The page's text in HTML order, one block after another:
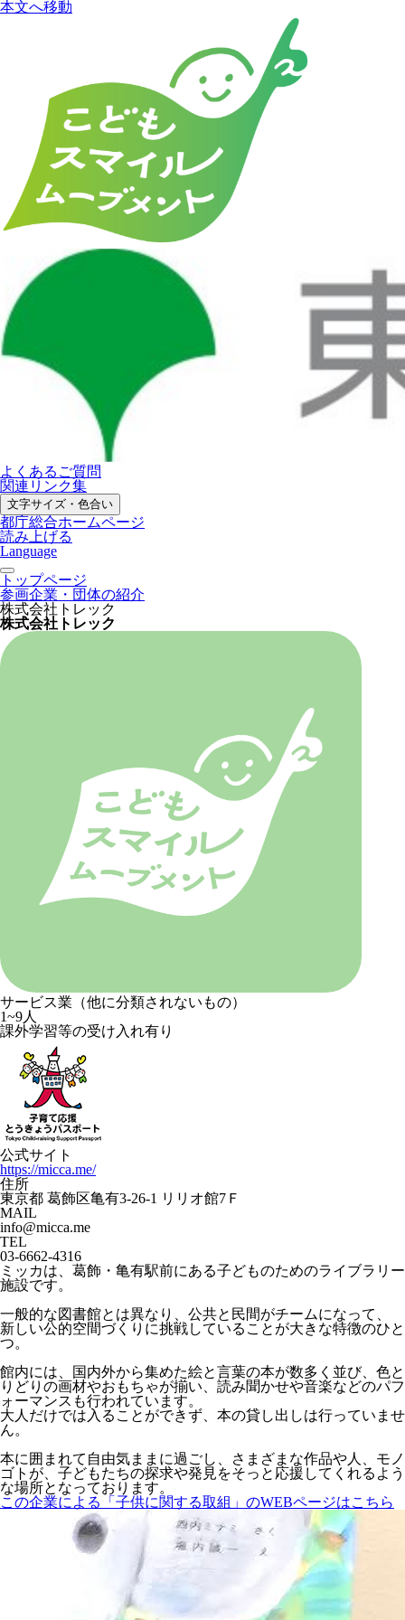
本文へ移動
よくあるご質問
関連リンク集
文字サイズ・色合い
都庁総合ホームページ
読み上げる
Language
トップページ
参画企業・団体の紹介
株式会社トレック
株式会社トレック
サービス業（他に分類されないもの）
1~9人
課外学習等の受け入れ有り
公式サイト
https://micca.me/
住所
東京都 葛飾区亀有3-26-1 リリオ館7Ｆ
MAIL
info@micca.me
TEL
03-6662-4316
ミッカは、葛飾・亀有駅前にある子どものためのライブラリー
施設です。
一般的な図書館とは異なり、公共と民間がチームになって、
新しい公的空間づくりに挑戦していることが大きな特徴のひと
つ。
館内には、国内外から集めた絵と言葉の本が数多く並び、色と
りどりの画材やおもちゃが揃い、読み聞かせや音楽などのパフ
ォーマンスも行われています。
大人だけでは入ることができず、本の貸し出しは行っていませ
ん。
本に囲まれて自由気ままに過ごし、さまざまな作品や人、モノ
ゴトが、子どもたちの探求や発見をそっと応援してくれるよう
な場所となっております。
この企業による「子供に関する取組」のWEBページはこちら